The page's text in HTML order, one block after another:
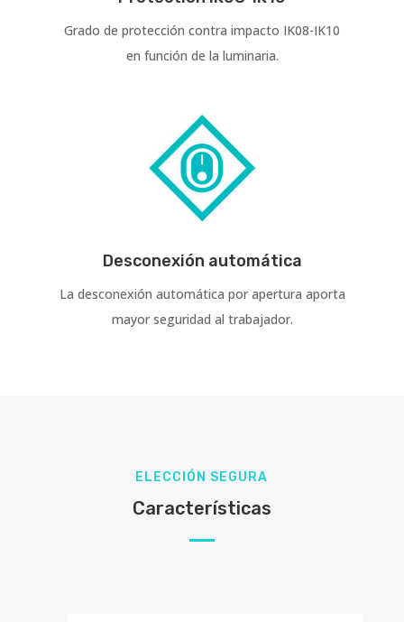
Grado de protección contra impacto IK08-IK10
en función de la luminaria.
Desconexión automática
La desconexión automática por apertura aporta
mayor seguridad al trabajador.
ELECCIÓN SEGURA
Características